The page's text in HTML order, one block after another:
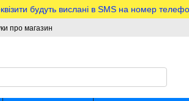
будуть вислані в SMS на номер
про магазин